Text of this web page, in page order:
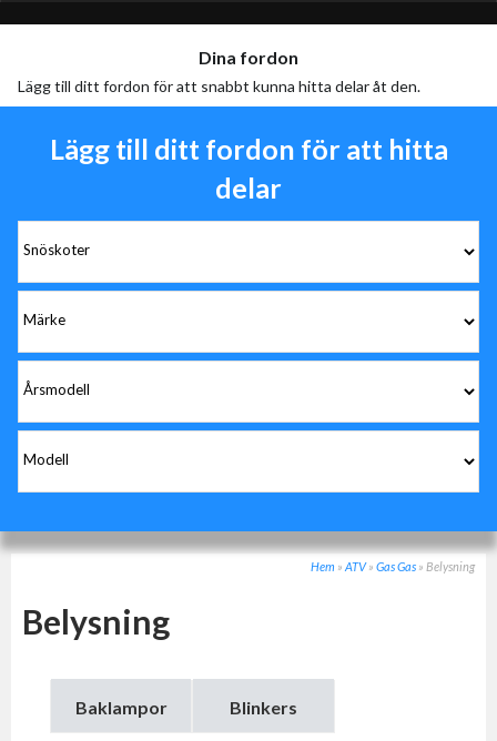
Dina fordon
Lägg till ditt fordon för att snabbt kunna hitta delar åt den.
Lägg till ditt fordon för att hitta
delar
Hem » ATV» Gas Gas » Belysning
Belysning
Baklampor Blinkers